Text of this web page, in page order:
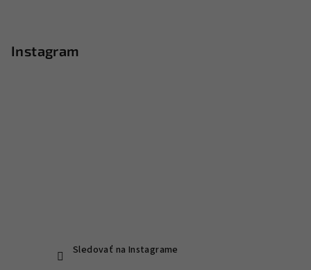
Instagram
Sledovať na Instagrame